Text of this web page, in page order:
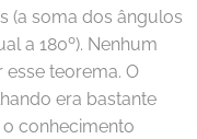
(a soma dos ângulos
a 180º). Nenhum
teorema. O
era bastante
conhecimento